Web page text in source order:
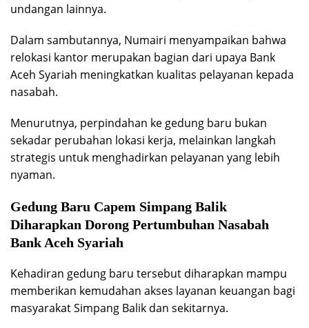
undangan lainnya.
Dalam sambutannya, Numairi menyampaikan bahwa
relokasi kantor merupakan bagian dari upaya Bank
Aceh Syariah meningkatkan kualitas pelayanan kepada
nasabah.
Menurutnya, perpindahan ke gedung baru bukan
sekadar perubahan lokasi kerja, melainkan langkah
strategis untuk menghadirkan pelayanan yang lebih
nyaman.
Gedung Baru Capem Simpang Balik
Diharapkan Dorong Pertumbuhan Nasabah
Bank Aceh Syariah
Kehadiran gedung baru tersebut diharapkan mampu
memberikan kemudahan akses layanan keuangan bagi
masyarakat Simpang Balik dan sekitarnya.